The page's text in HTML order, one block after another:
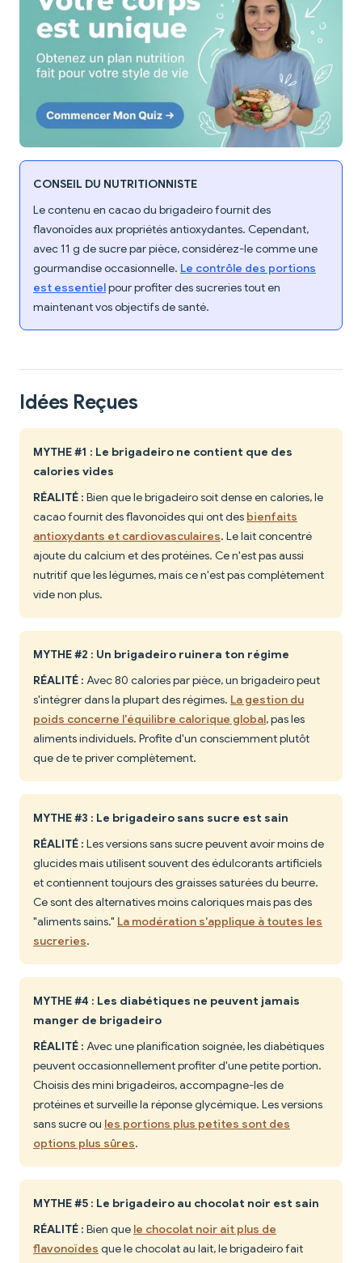
CONSEIL DU NUTRITIONNISTE
Le contenu en cacao du brigadeiro fournit des
flavonoïdes aux propriétés antioxydantes. Cependant,
avec 11 g de sucre par pièce, considérez-le comme une
gourmandise occasionnelle. Le contrôle des portions
est essentielpour profiter des sucreries tout en
maintenant vos objectifs de santé.
Idées Reçues
MYTHE #1 : Le brigadeiro ne contient que des
calories vides
RÉALITÉ : Bien que le brigadeiro soit dense en calories, le
cacao fournit des flavonoïdes qui ont des bienfaits
antioxydants et cardiovasculaires. Le lait concentré
ajoute du calcium et des protéines. Ce n'est pas aussi
nutritif que les légumes, mais ce n'est pas complètement
vide non plus.
MYTHE #2 : Un brigadeiro ruinera ton régime
RÉALITÉ : Avec 80 calories par pièce, un brigadeiro peut
s'intégrer dans la plupart des régimes. La gestion du
poids concerne l'équilibre calorique global, pas les
aliments individuels. Profite d'un consciemment plutôt
que de te priver complètement.
MYTHE #3 : Le brigadeiro sans sucre est sain
RÉALITÉ : Les versions sans sucre peuvent avoir moins de
glucides mais utilisent souvent des édulcorants artificiels
et contiennent toujours des graisses saturées du beurre.
Ce sont des alternatives moins caloriques mais pas des
"aliments sains." La modération s'applique à toutes les
sucreries.
MYTHE #4 : Les diabétiques ne peuvent jamais
manger de brigadeiro
RÉALITÉ : Avec une planification soignée, les diabétiques
peuvent occasionnellement profiter d'une petite portion.
Choisis des mini brigadeiros, accompagne-les de
protéines et surveille la réponse glycémique. Les versions
sans sucre ou les portions plus petites sont des
options plus sûres.
MYTHE #5 : Le brigadeiro au chocolat noir est sain
RÉALITÉ : Bien que le chocolat noir ait plus de
flavonoïdes que le chocolat au lait, le brigadeiro fait